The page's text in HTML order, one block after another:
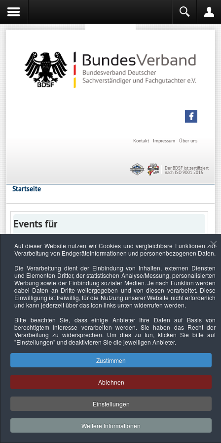
Über uns
Impressum
Kontakt
Der BDSF ist zertifiziert
nach ISO 9001:2015
Startseite
Events für
Keine Termine
Datenschutzerklärung Urheberrechtsnachweise Nachhaltigkeit
Copyright © 2026. Bundesverband Deutscher
Sachverständiger und Fachgutachter e.V..
Auf dieser Website nutzen wir Cookies und vergleichbare Funktionen zur
Verarbeitung von Endgeräteinformationen und personenbezogenen Daten.
Die Verarbeitung dient der Einbindung von Inhalten, externen Diensten
und Elementen Dritter, der statistischen Analyse/Messung, personalisierten
Werbung sowie der Einbindung sozialer Medien. Je nach Funktion werden
dabei Daten an Dritte weitergegeben und von diesen verarbeitet. Diese
Einwilligung ist freiwillig, für die Nutzung unserer Website nicht erforderlich
und kann jederzeit über das Icon links unten widerrufen werden.
Bitte beachten Sie, dass einige Anbieter Ihre Daten auf Basis von
berechtigtem Interesse verarbeiten werden. Sie haben das Recht der
Verarbeitung zu widersprechen. Um dies zu tun, klicken Sie bitte auf
"Einstellungen"und deaktivieren Sie die jeweiligen Anbieter.
Zustimmen
Ablehnen
Einstellungen
Weitere Informationen